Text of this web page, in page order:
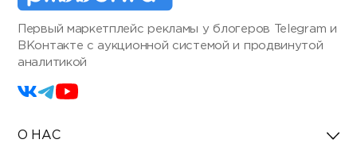
Первый маркетплейс рекламы у блогеров Telegram и
ВКонтакте с аукционной системой и продвинутой
аналитикой
О НАС